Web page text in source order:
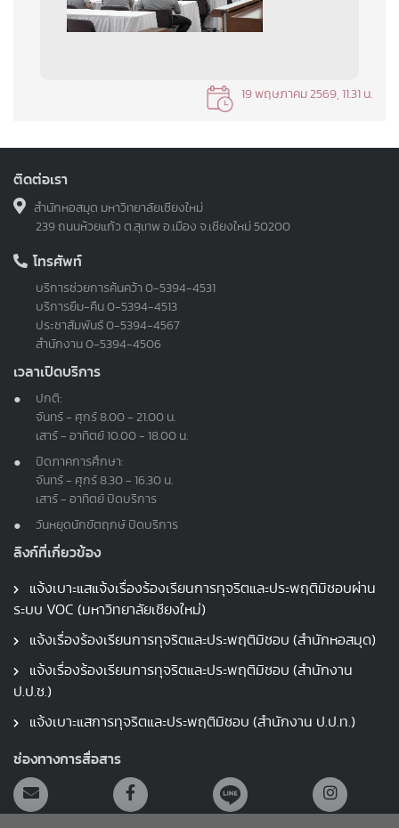
19 พฤษภาคม 2569, 11.31 น.
ติดต่อเรา
สำนักหอสมุด มหาวิทยาลัยเชียงใหม่
239 ถนนห้วยแก้ว ต.สุเทพ อ.เมือง จ.เชียงใหม่ 50200
โทรศัพท์
บริการช่วยการค้นคว้า 0-5394-4531
บริการยืม-คืน 0-5394-4513
ประชาสัมพันธ์ 0-5394-4567
สำนักงาน 0-5394-4506
เวลาเปิดบริการ
ปกติ:
จันทร์ - ศุกร์ 8.00 - 21.00 น.
เสาร์ - อาทิตย์ 10.00 - 18.00 น.
ปิดภาคการศึกษา:
จันทร์ - ศุกร์ 8.30 - 16.30 น.
เสาร์ - อาทิตย์ ปิดบริการ
วันหยุดนักขัตฤกษ์ ปิดบริการ
ลิงก์ที่เกี่ยวข้อง
แจ้งเบาะแสแจ้งเรื่องร้องเรียนการทุจริตและประพฤติมิชอบผ่าน
ระบบ VOC (มหาวิทยาลัยเชียงใหม่)
แจ้งเรื่องร้องเรียนการทุจริตและประพฤติมิชอบ (สำนักหอสมุด)
แจ้งเรื่องร้องเรียนการทุจริตและประพฤติมิชอบ (สำนักงาน
ป.ป.ช.)
แจ้งเบาะแสการทุจริตและประพฤติมิชอบ (สำนักงาน ป.ป.ท.)
ช่องทางการสื่อสาร